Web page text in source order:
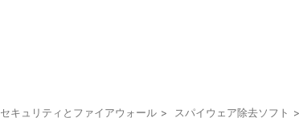
セキュリティとファイアウォール スパイウェア除去ソフト